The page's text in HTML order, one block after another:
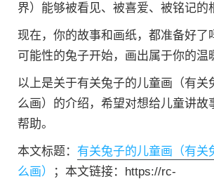
界）能够被看见、被喜爱、被铭记的
现在，你的故事和画纸，都准备好了
可能性的兔子开始，画出属于你的温
以上是关于有关兔子的儿童画（有关
么画）的介绍，希望对想给儿童讲故
帮助。
本文标题： 有关兔子的儿童画（有关
么画）
；本文链接：https://rc-